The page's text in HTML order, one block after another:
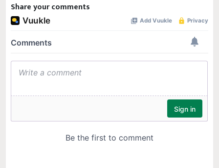
Share your comments